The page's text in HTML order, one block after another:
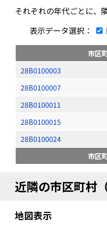
それぞれの年代ごとに、
表示データ選択：
市区
28B0100003
28B0100007
28B0100011
28B0100015
28B0100024
市区
近隣の市区町村
地図表示